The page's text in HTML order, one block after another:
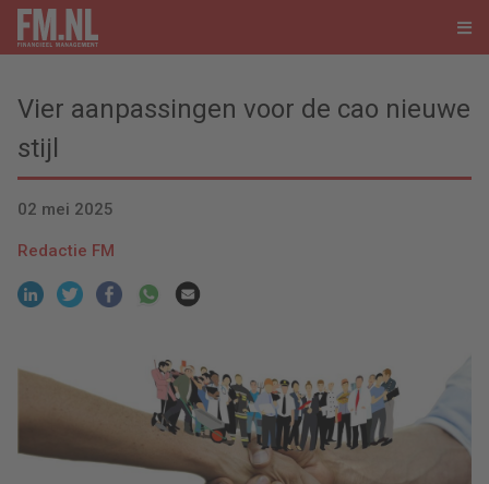
Vier aanpassingen voor de cao nieuwe
stijl
02 mei 2025
Redactie FM